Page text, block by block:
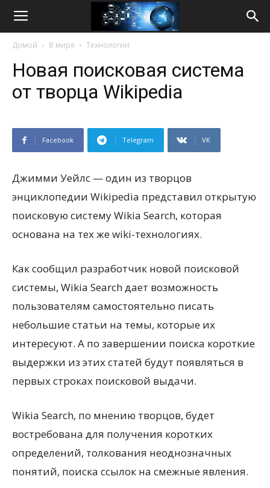
Life
Домой В мире Технологии
Новая поисковая система
от творца Wikipedia
Facebook Telegram VK
Джимми Уейлс — один из творцов
энциклопедии Wikipedia представил открытую
поисковую систему Wikia Search, которая
основана на тех же wiki-технологиях.
Как сообщил разработчик новой поисковой
системы, Wikia Search дает возможность
пользователям самостоятельно писать
небольшие статьи на темы, которые их
интересуют. А по завершении поиска короткие
выдержки из этих статей будут появляться в
первых строках поисковой выдачи.
Wikia Search, по мнению творцов, будет
востребована для получения коротких
определений, толкования неоднозначных
понятий, поиска ссылок на смежные явления.